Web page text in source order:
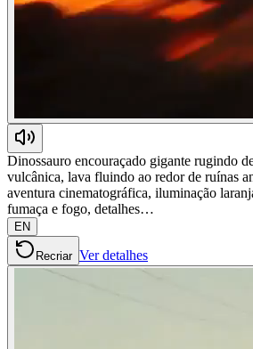
Dinossauro encouraçado gigante rugindo
vulcânica, lava fluindo ao redor de ruínas
aventura cinematográfica, iluminação
fumaça e fogo, detalhes…
EN
Recriar Ver detalhes